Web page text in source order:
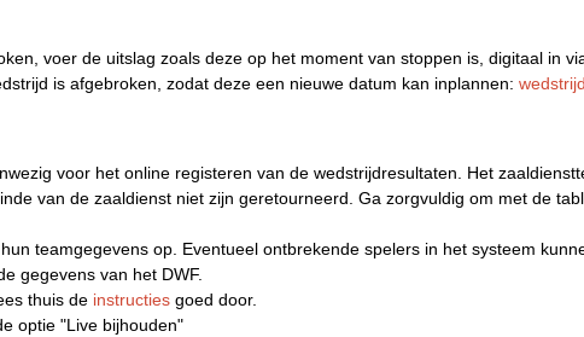
voer de uitslag zoals deze op het moment van stoppen is, digitaal in
is afgebroken, zodat deze een nieuwe datum kan inplannen:
voor het online registeren van de wedstrijdresultaten. Het
van de zaaldienst niet zijn geretourneerd. Ga zorgvuldig om met de
teamgegevens op. Eventueel ontbrekende spelers in het systeem
gegevens van het DWF.
thuis de instructies goed door.
optie "Live bijhouden"